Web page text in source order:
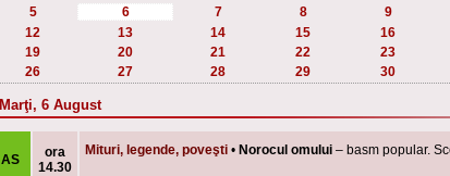
5
6 7 8 9
12
13 14 15 16
19
20 21 22 23
26
27 28 29 30
Marţi, 6 August
AS
ora
14.30
Mituri, legende, poveşti • Norocul omului – basm popular. S